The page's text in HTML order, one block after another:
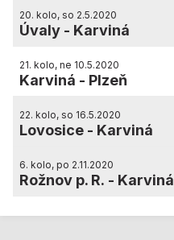
20. kolo, so 2.5.2020
Úvaly - Karviná
21. kolo, ne 10.5.2020
Karviná - Plzeň
22. kolo, so 16.5.2020
Lovosice - Karviná
6. kolo, po 2.11.2020
Rožnov p. R. - Karviná